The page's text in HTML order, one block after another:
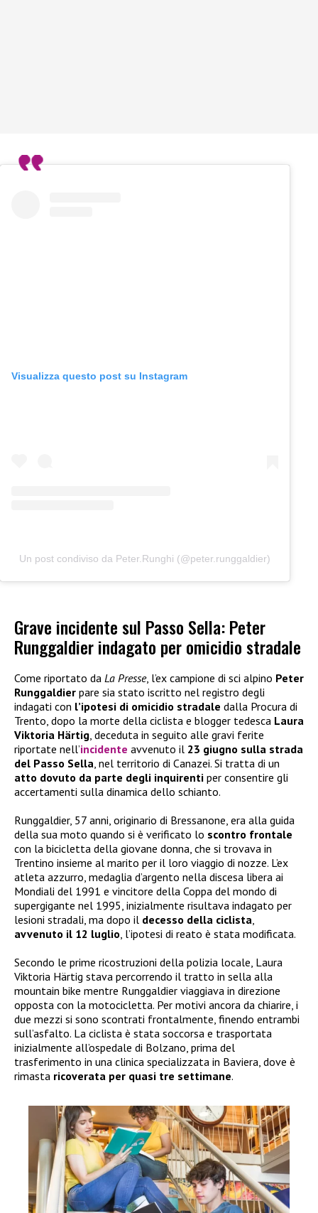
Visualizza questo post su Instagram
Un post condiviso da Peter.Runghi (@peter.runggaldier)
Grave incidente sul Passo Sella: Peter
Runggaldier indagato per omicidio stradale
Come riportato da La Presse, l’ex campione di sci alpino Peter
Runggaldier pare sia stato iscritto nel registro degli
indagati con l’ipotesi di omicidio stradale dalla Procura di
Trento, dopo la morte della ciclista e blogger tedesca Laura
Viktoria Härtig, deceduta in seguito alle gravi ferite
riportate nell’incidente avvenuto il 23 giugno sulla strada
del Passo Sella, nel territorio di Canazei. Si tratta di un
atto dovuto da parte degli inquirenti per consentire gli
accertamenti sulla dinamica dello schianto.
Runggaldier, 57 anni, originario di Bressanone, era alla guida
della sua moto quando si è verificato lo scontro frontale
con la bicicletta della giovane donna, che si trovava in
Trentino insieme al marito per il loro viaggio di nozze. L’ex
atleta azzurro, medaglia d’argento nella discesa libera ai
Mondiali del 1991 e vincitore della Coppa del mondo di
supergigante nel 1995, inizialmente risultava indagato per
lesioni stradali, ma dopo il decesso della ciclista,
avvenuto il 12 luglio, l’ipotesi di reato è stata modificata.
Secondo le prime ricostruzioni della polizia locale, Laura
Viktoria Härtig stava percorrendo il tratto in sella alla
mountain bike mentre Runggaldier viaggiava in direzione
opposta con la motocicletta. Per motivi ancora da chiarire, i
due mezzi si sono scontrati frontalmente, finendo entrambi
sull’asfalto. La ciclista è stata soccorsa e trasportata
inizialmente all’ospedale di Bolzano, prima del
trasferimento in una clinica specializzata in Baviera, dove è
rimasta ricoverata per quasi tre settimane.